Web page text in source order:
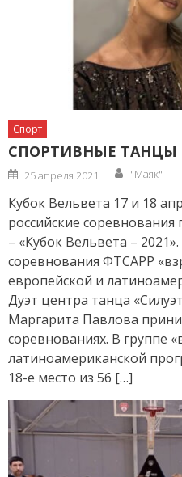
Спорт
СПОРТИВНЫЕ ТАНЦЫ
Posted
on
25 апреля 2021 Author
"Маяк"
Кубок Вельвета 17 и 18
российские
– «Кубок Вельвета –
соревнования ФТСАРР
европейской и
Дуэт центра танца
Маргарита Павлова
соревнованиях. В группе
латиноамериканской
18-е место из 56 […]